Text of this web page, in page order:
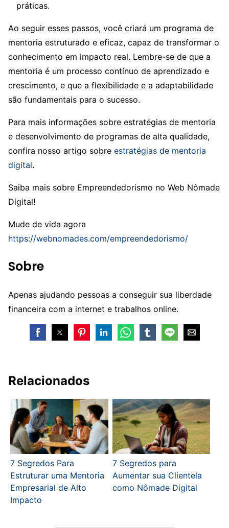
práticas.
Ao seguir esses passos, você criará um programa de
mentoria estruturado e eficaz, capaz de transformar o
conhecimento em impacto real. Lembre-se de que a
mentoria é um processo contínuo de aprendizado e
crescimento, e que a flexibilidade e a adaptabilidade
são fundamentais para o sucesso.
Para mais informações sobre estratégias de mentoria
e desenvolvimento de programas de alta qualidade,
confira nosso artigo sobre estratégias de mentoria
digital.
Saiba mais sobre Empreendedorismo no Web Nômade
Digital!
Mude de vida agora
https://webnomades.com/empreendedorismo/
Sobre
Apenas ajudando pessoas a conseguir sua liberdade
financeira com a internet e trabalhos online.
Relacionados
7 Segredos Para
Estruturar uma Mentoria
Empresarial de Alto
Impacto
7 Segredos para
Aumentar sua Clientela
como Nômade Digital